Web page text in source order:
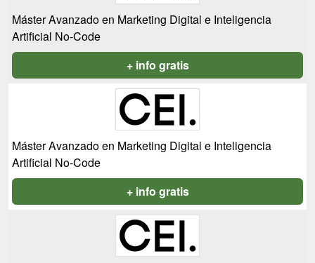
Máster Avanzado en Marketing Digital e Inteligencia
Artificial No-Code
+ info gratis
Máster Avanzado en Marketing Digital e Inteligencia
Artificial No-Code
+ info gratis